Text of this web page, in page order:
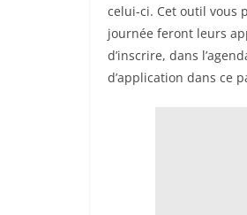
celui-ci. Cet outil vous
journée feront leurs
d’inscrire, dans
d’application dans ce